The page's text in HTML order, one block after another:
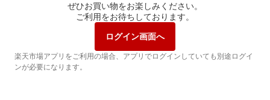
ぜひお買い物をお楽しみください。
ご利用をお待ちしております。
ログイン画面へ
楽天市場アプリをご利用の場合、アプリでログインしていても別途ログイ
ンが必要になります。